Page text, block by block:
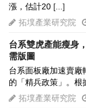
漲，估計20 [...]
拓墣產業研究院
台系雙虎產能瘦身
需版圖
台系面板廠加速賣廠
的「精兵政策」。根
拓墣產業研究院